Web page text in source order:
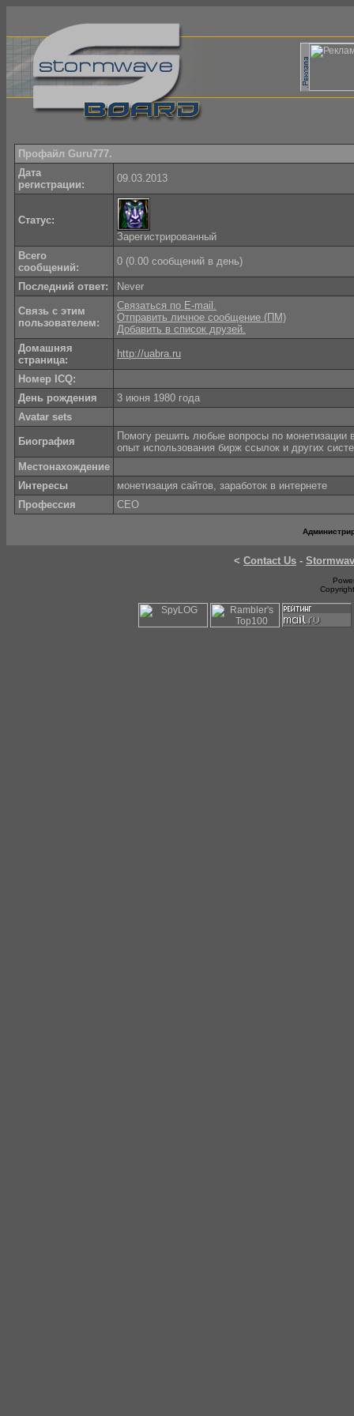
Профайл Guru777.
Дата
регистрации:
09.03.2013
Статус:
Зарегистрированный
Всего
сообщений:
0 (0.00 сообщений в день)
Последний ответ: Never
Связь с этим
пользователем:
Связаться по E-mail.
Отправить личное сообщение (ПМ)
Добавить в список друзей.
Домашняя
страница:
http://uabra.ru
Номер ICQ:
День рождения
3 июня 1980 года
Avatar sets
Биография
Помогу решить любые вопросы по
опыт использования бирж ссылок и других
Местонахождение
Интересы
монетизация сайтов, заработок в интернете
Профессия
СЕО
< Contact Us -